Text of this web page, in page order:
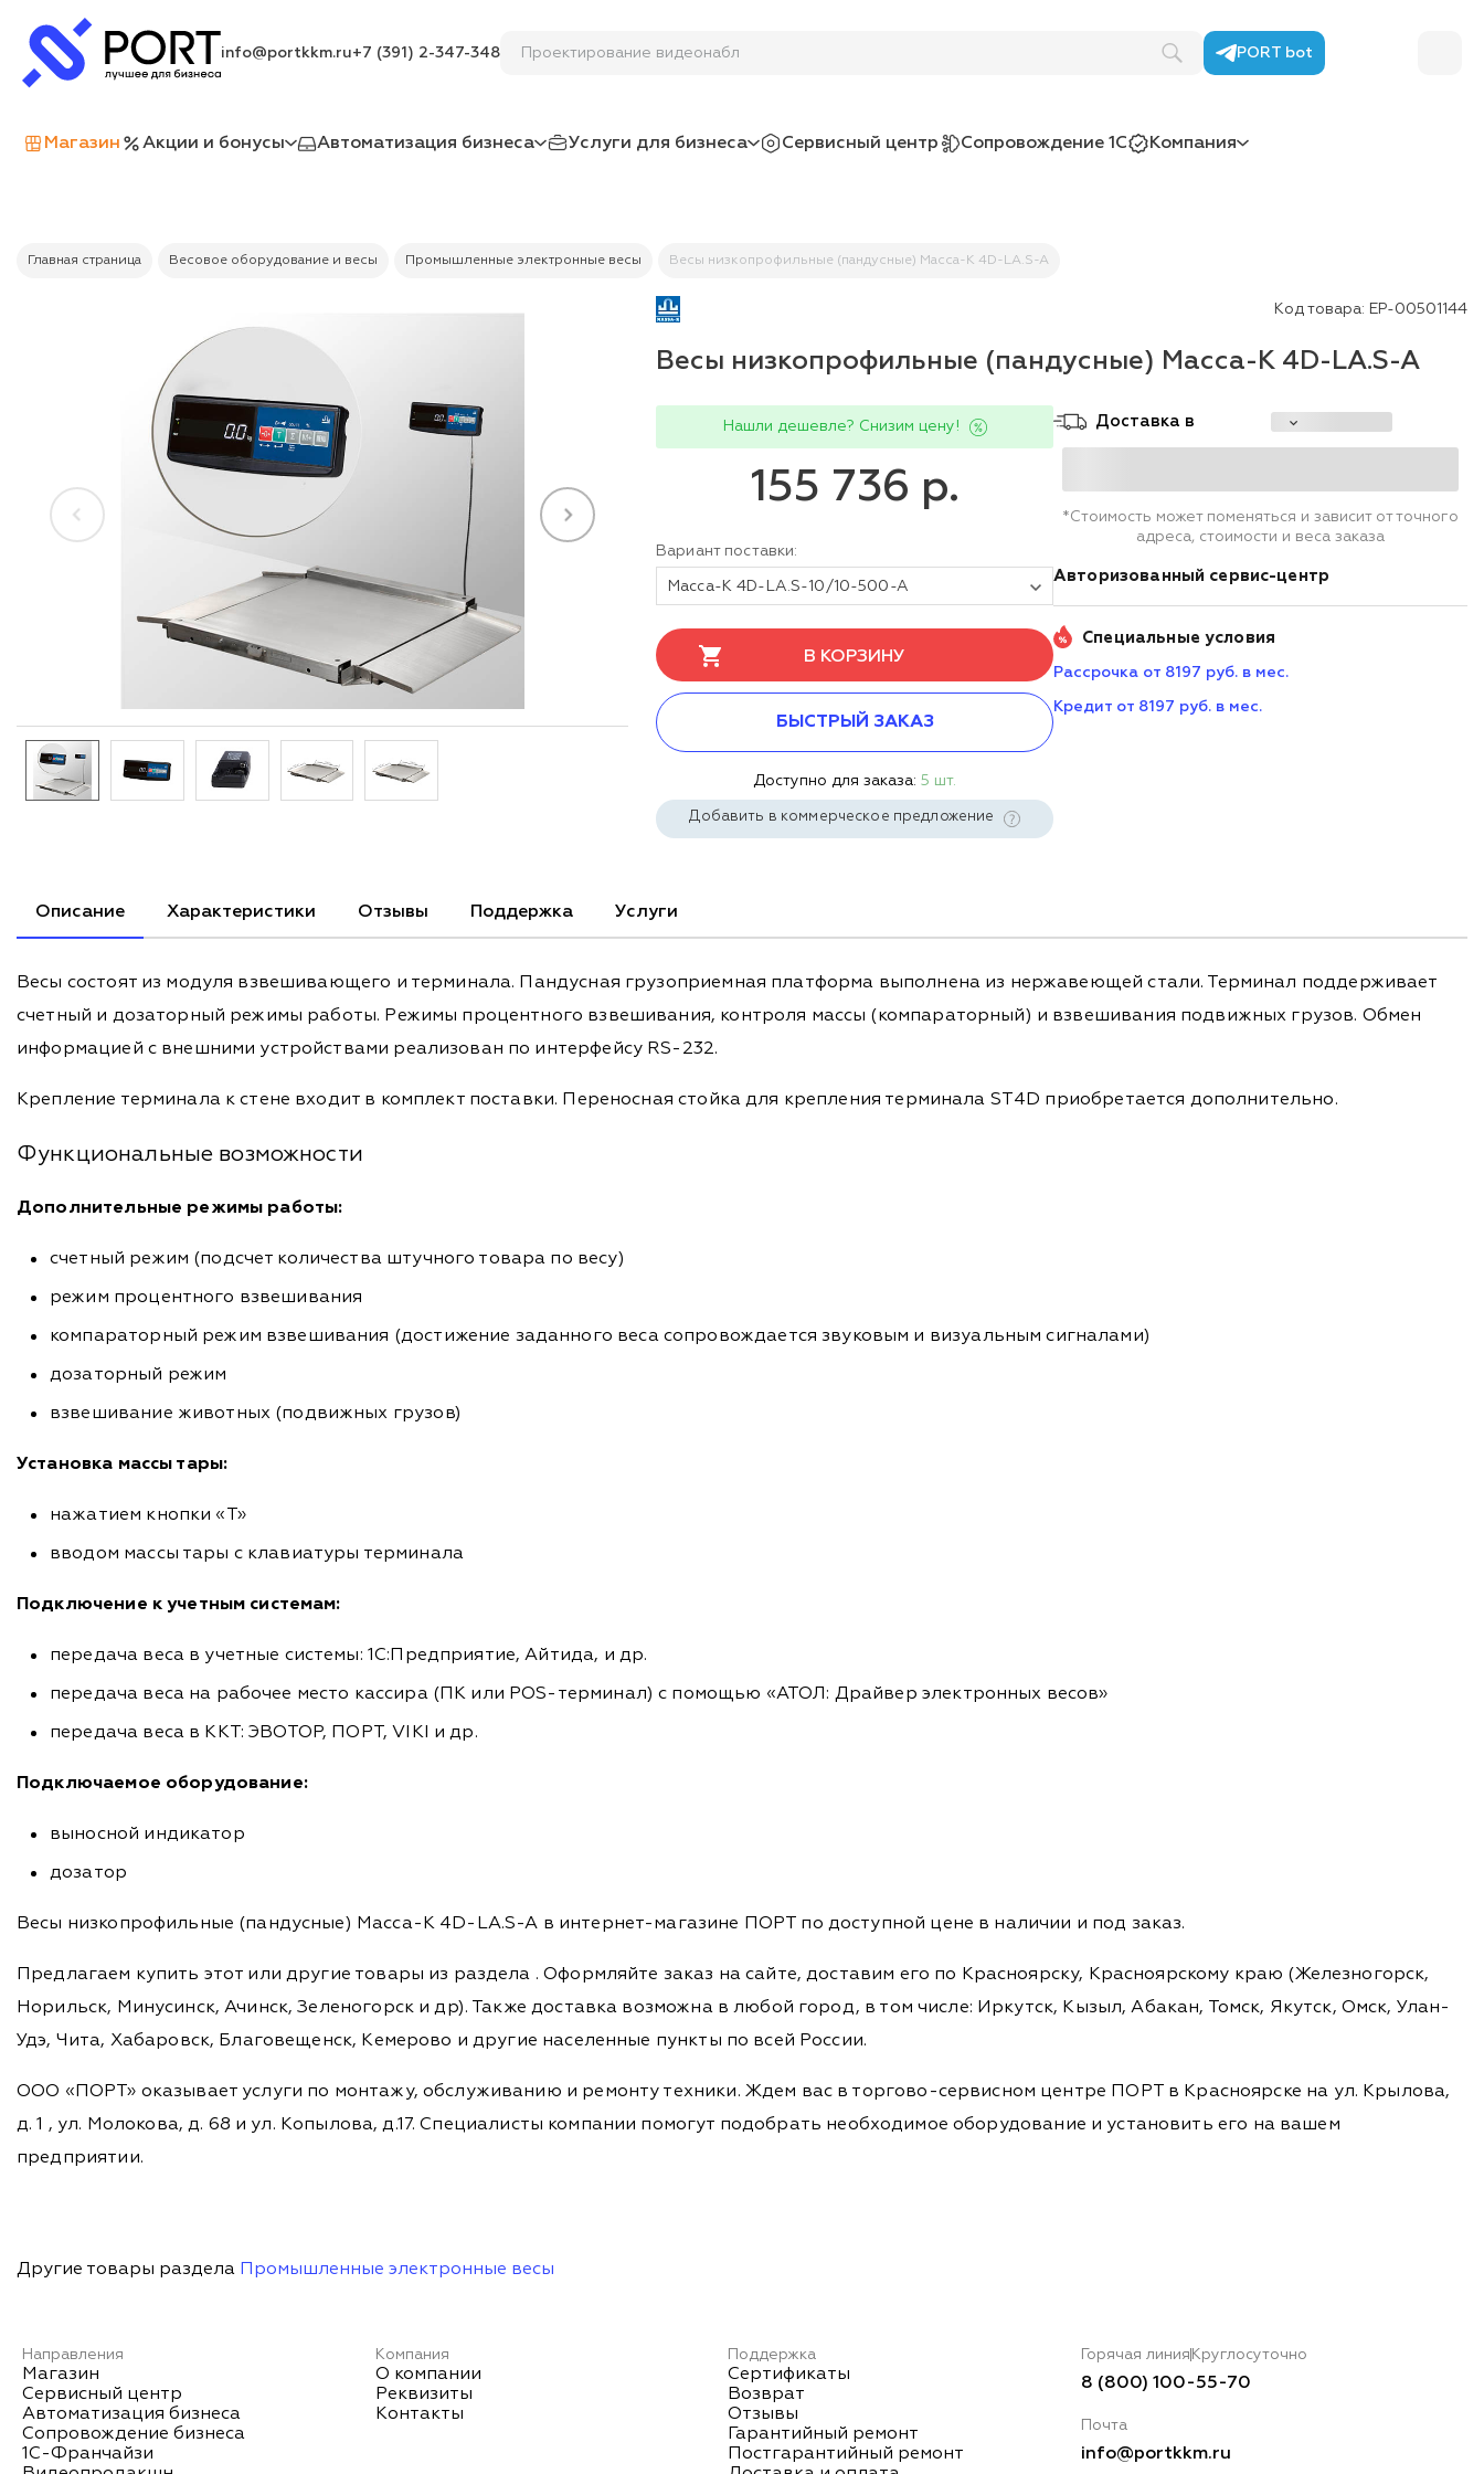
info@portkkm.ru+7 (391) 2-347-348 Проектирование в PORT bot
Магазин Акции и бонусы Автоматизация бизнеса Услуги для бизнеса Сервисный центр Сопровождение 1С Компания
Главная страница Весовое оборудование и весы Промышленные электронные весы Весы низкопрофильные (пандусные) Масса-К 4D-LA.S-A
Код товара: ЕР-00501144
Весы низкопрофильные (пандусные) Масса-К 4D-LA.S-A
Нашли дешевле? Снизим цену!
155 736 р.
Вариант поставки:
Масса-К 4D-LA.S-10/10-500-A
В КОРЗИНУ
БЫСТРЫЙ ЗАКАЗ
Доступно для заказа: 5 шт.
Добавить в коммерческое предложение
Доставка в
*Стоимость может поменяться и зависит от точного
адреса, стоимости и веса заказа
Авторизованный сервис-центр
Специальные условия
Рассрочка от 8197 руб. в мес.
Кредит от 8197 руб. в мес.
Описание Характеристики Отзывы Поддержка Услуги
Весы состоят из модуля взвешивающего и терминала. Пандусная грузоприемная платформа выполнена из нержавеющей стали. Терминал поддерживает
счетный и дозаторный режимы работы. Режимы процентного взвешивания, контроля массы (компараторный) и взвешивания подвижных грузов. Обмен
информацией с внешними устройствами реализован по интерфейсу RS-232.
Крепление терминала к стене входит в комплект поставки. Переносная стойка для крепления терминала ST4D приобретается дополнительно.
Функциональные возможности
Дополнительные режимы работы:
счетный режим (подсчет количества штучного товара по весу)
режим процентного взвешивания
компараторный режим взвешивания (достижение заданного веса сопровождается звуковым и визуальным сигналами)
дозаторный режим
взвешивание животных (подвижных грузов)
Установка массы тары:
нажатием кнопки «T»
вводом массы тары с клавиатуры терминала
Подключение к учетным системам:
передача веса в учетные системы: 1С:Предприятие, Айтида, и др.
передача веса на рабочее место кассира (ПК или POS-терминал) с помощью «АТОЛ: Драйвер электронных весов»
передача веса в ККТ: ЭВОТОР, ПОРТ, VIKI и др.
Подключаемое оборудование:
выносной индикатор
дозатор
Весы низкопрофильные (пандусные) Масса-К 4D-LA.S-A в интернет-магазине ПОРТ по доступной цене в наличии и под заказ.
Предлагаем купить этот или другие товары из раздела . Оформляйте заказ на сайте, доставим его по Красноярску, Красноярскому краю (Железногорск,
Норильск, Минусинск, Ачинск, Зеленогорск и др). Также доставка возможна в любой город, в том числе: Иркутск, Кызыл, Абакан, Томск, Якутск, Омск, Улан-
Удэ, Чита, Хабаровск, Благовещенск, Кемерово и другие населенные пункты по всей России.
ООО «ПОРТ» оказывает услуги по монтажу, обслуживанию и ремонту техники. Ждем вас в торгово-сервисном центре ПОРТ в Красноярске на ул. Крылова,
д. 1 , ул. Молокова, д. 68 и ул. Копылова, д.17. Специалисты компании помогут подобрать необходимое оборудование и установить его на вашем
предприятии.
Другие товары раздела Промышленные электронные весы
Направления
Магазин
Сервисный центр
Автоматизация бизнеса
Сопровождение бизнеса
1С-Франчайзи
Компания
О компании
Реквизиты
Контакты
Поддержка
Сертификаты
Возврат
Отзывы
Гарантийный ремонт
Постгарантийный ремонт
Горячая линия Круглосуточно
8 (800) 100-55-70
Почта
info@portkkm.ru